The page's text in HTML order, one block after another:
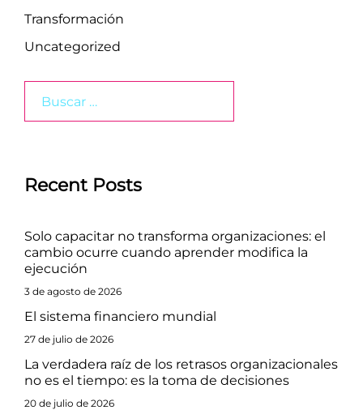
Transformación
Uncategorized
Recent Posts
Solo capacitar no transforma organizaciones: el
cambio ocurre cuando aprender modifica la
ejecución
3 de agosto de 2026
El sistema financiero mundial
27 de julio de 2026
La verdadera raíz de los retrasos organizacionales
no es el tiempo: es la toma de decisiones
20 de julio de 2026